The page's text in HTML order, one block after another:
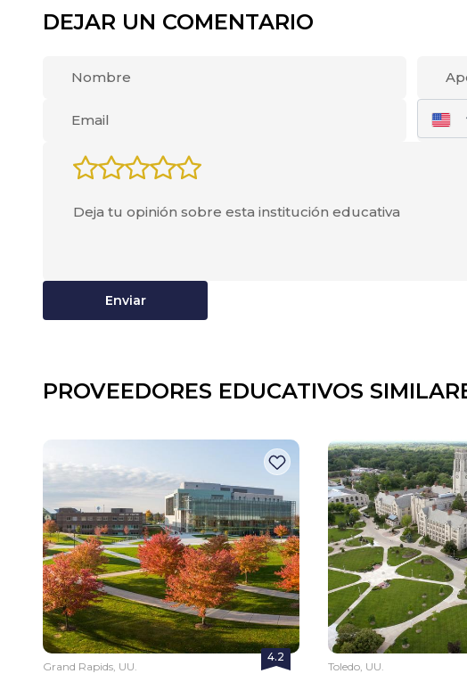
DEJAR UN COMENTARIO
Enviar
PROVEEDORES EDUCATIVOS
4.2
Grand Rapids, UU. Toledo, UU.